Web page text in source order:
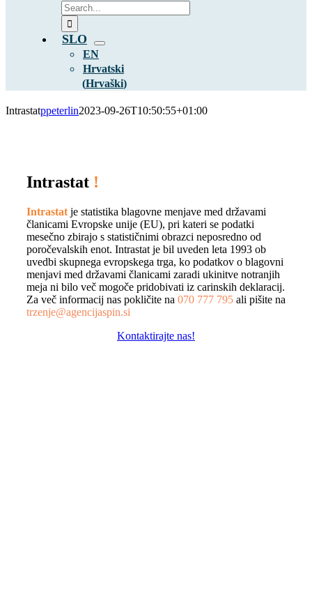
SLO
EN
Hrvatski
(Hrvaški)
Intrastatppeterlin2023-09-26T10:50:55+01:00
Intrastat !
Intrastatje statistika blagovne menjave med državami
članicami Evropske unije (EU), pri kateri se podatki
mesečno zbirajo s statističnimi obrazci neposredno od
poročevalskih enot. Intrastat je bil uveden leta 1993 ob
uvedbi skupnega evropskega trga, ko podatkov o blagovni
menjavi med državami članicami zaradi ukinitve notranjih
meja ni bilo več mogoče pridobivati iz carinskih deklaracij.
Za več informacij nas pokličite na 070 777 795ali pišite na
trzenje@agencijaspin.si
Kontaktirajte nas!